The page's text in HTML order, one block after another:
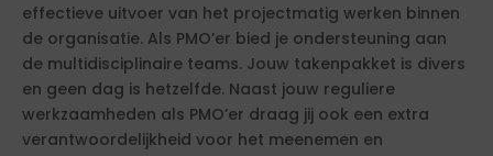
effectieve uitvoer van het projectmatig werken binnen
de organisatie. Als PMO’er bied je ondersteuning aan
de multidisciplinaire teams. Jouw takenpakket is divers
en geen dag is hetzelfde. Naast jouw reguliere
werkzaamheden als PMO’er draag jij ook een extra
verantwoordelijkheid voor het meenemen en